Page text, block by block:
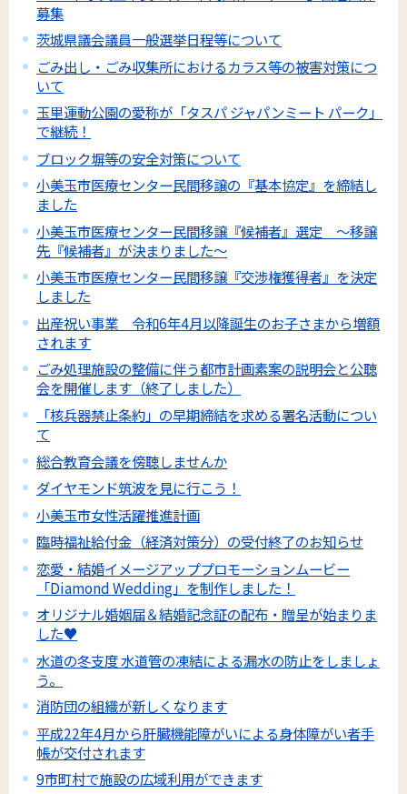
募集
茨城県議会議員一般選挙日程等について
ごみ出し・ごみ収集所におけるカラス等の被害対策につ
いて
玉里運動公園の愛称が「タスパ ジャパンミート パーク」
で継続！
ブロック塀等の安全対策について
小美玉市医療センター民間移譲の『基本協定』を締結し
ました
小美玉市医療センター民間移譲『候補者』選定 ～移譲
先『候補者』が決まりました～
小美玉市医療センター民間移譲『交渉権獲得者』を決定
しました
出産祝い事業 令和6年4月以降誕生のお子さまから増額
されます
ごみ処理施設の整備に伴う都市計画素案の説明会と公聴
会を開催します（終了しました）
「核兵器禁止条約」の早期締結を求める署名活動につい
て
総合教育会議を傍聴しませんか
ダイヤモンド筑波を見に行こう！
小美玉市女性活躍推進計画
臨時福祉給付金（経済対策分）の受付終了のお知らせ
恋愛・結婚イメージアッププロモーションムービー
「Diamond Wedding」を制作しました！
オリジナル婚姻届＆結婚記念証の配布・贈呈が始まりま
した♥
水道の冬支度 水道管の凍結による漏水の防止をしましょ
う。
消防団の組織が新しくなります
平成22年4月から肝臓機能障がいによる身体障がい者手
帳が交付されます
9市町村で施設の広域利用ができます